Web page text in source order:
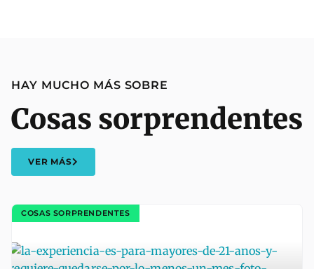
HAY MUCHO MÁS SOBRE
Cosas sorprendentes
VER MÁS
COSAS SORPRENDENTES